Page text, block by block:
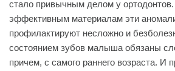
стало привычным делом у ортодонтов.
эффективным материалам эти
профилактируют несложно и
состоянием зубов малыша обязаны
причем, с самого раннего возраста. И